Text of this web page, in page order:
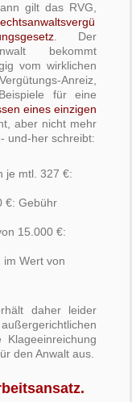
gilt das RVG,
. Der
bekommt
vom wirklichen
Anreiz,
für eine
eines einzigen
aber nicht mehr
und-her schreibt:
je mtl. 327 €:
€: Gebühr
15.000 €:
im Wert von
daher leider
den Anwalt aus.